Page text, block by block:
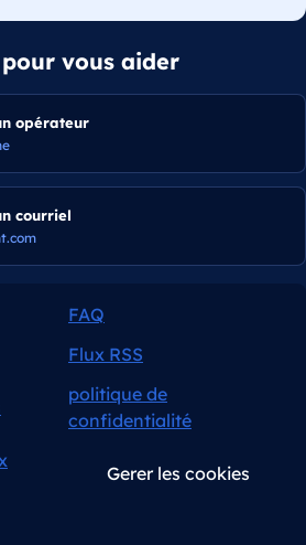
vous aider
opérateur
courriel
FAQ
Flux RSS
politique de
confidentialité
Gerer les cookies